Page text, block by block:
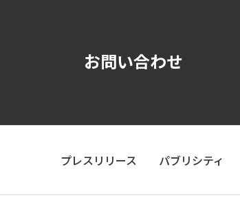
お問い合わせ
プレスリリース パブリシティ